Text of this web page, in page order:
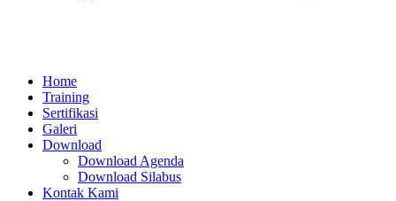
Home
Training
Sertifikasi
Galeri
Download
Download Agenda
Download Silabus
Kontak Kami